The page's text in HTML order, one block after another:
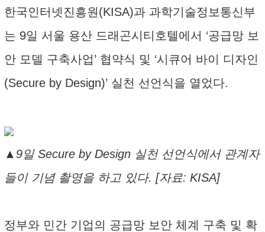
한국인터넷진흥원(KISA)과 과학기술정보통신부
는 9일 서울 용산 드래곤시티호텔에서 ‘공급망 보
안 모델 구축사업’ 협약식 및 ‘시큐어 바이 디자인
(Secure by Design)’ 실천 선언식을 열었다.
▲9일 Secure by Design 실천 선언식에서 관계자
들이 기념 촬영을 하고 있다. [자료: KISA]
정부와 민간 기업의 공급망 보안 체계 구축 및 확